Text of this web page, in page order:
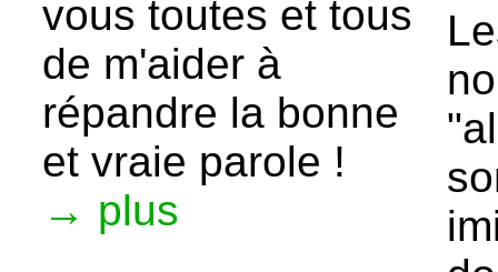
vous toutes et tous
de m'aider à
répandre la bonne
et vraie parole !
→ plus